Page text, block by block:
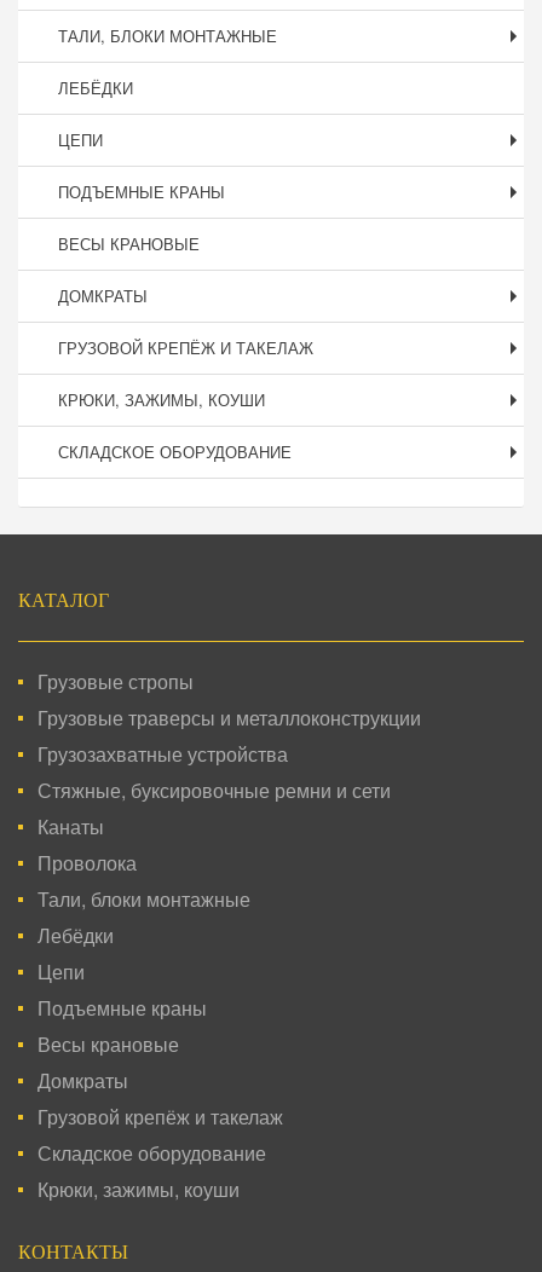
ТАЛИ, БЛОКИ МОНТАЖНЫЕ
ЛЕБЁДКИ
ЦЕПИ
ПОДЪЕМНЫЕ КРАНЫ
ВЕСЫ КРАНОВЫЕ
ДОМКРАТЫ
ГРУЗОВОЙ КРЕПЁЖ И ТАКЕЛАЖ
КРЮКИ, ЗАЖИМЫ, КОУШИ
СКЛАДСКОЕ ОБОРУДОВАНИЕ
КАТАЛОГ
Грузовые стропы
Грузовые траверсы и металлоконструкции
Грузозахватные устройства
Стяжные, буксировочные ремни и сети
Канаты
Проволока
Тали, блоки монтажные
Лебёдки
Цепи
Подъемные краны
Весы крановые
Домкраты
Грузовой крепёж и такелаж
Складское оборудование
Крюки, зажимы, коуши
КОНТАКТЫ